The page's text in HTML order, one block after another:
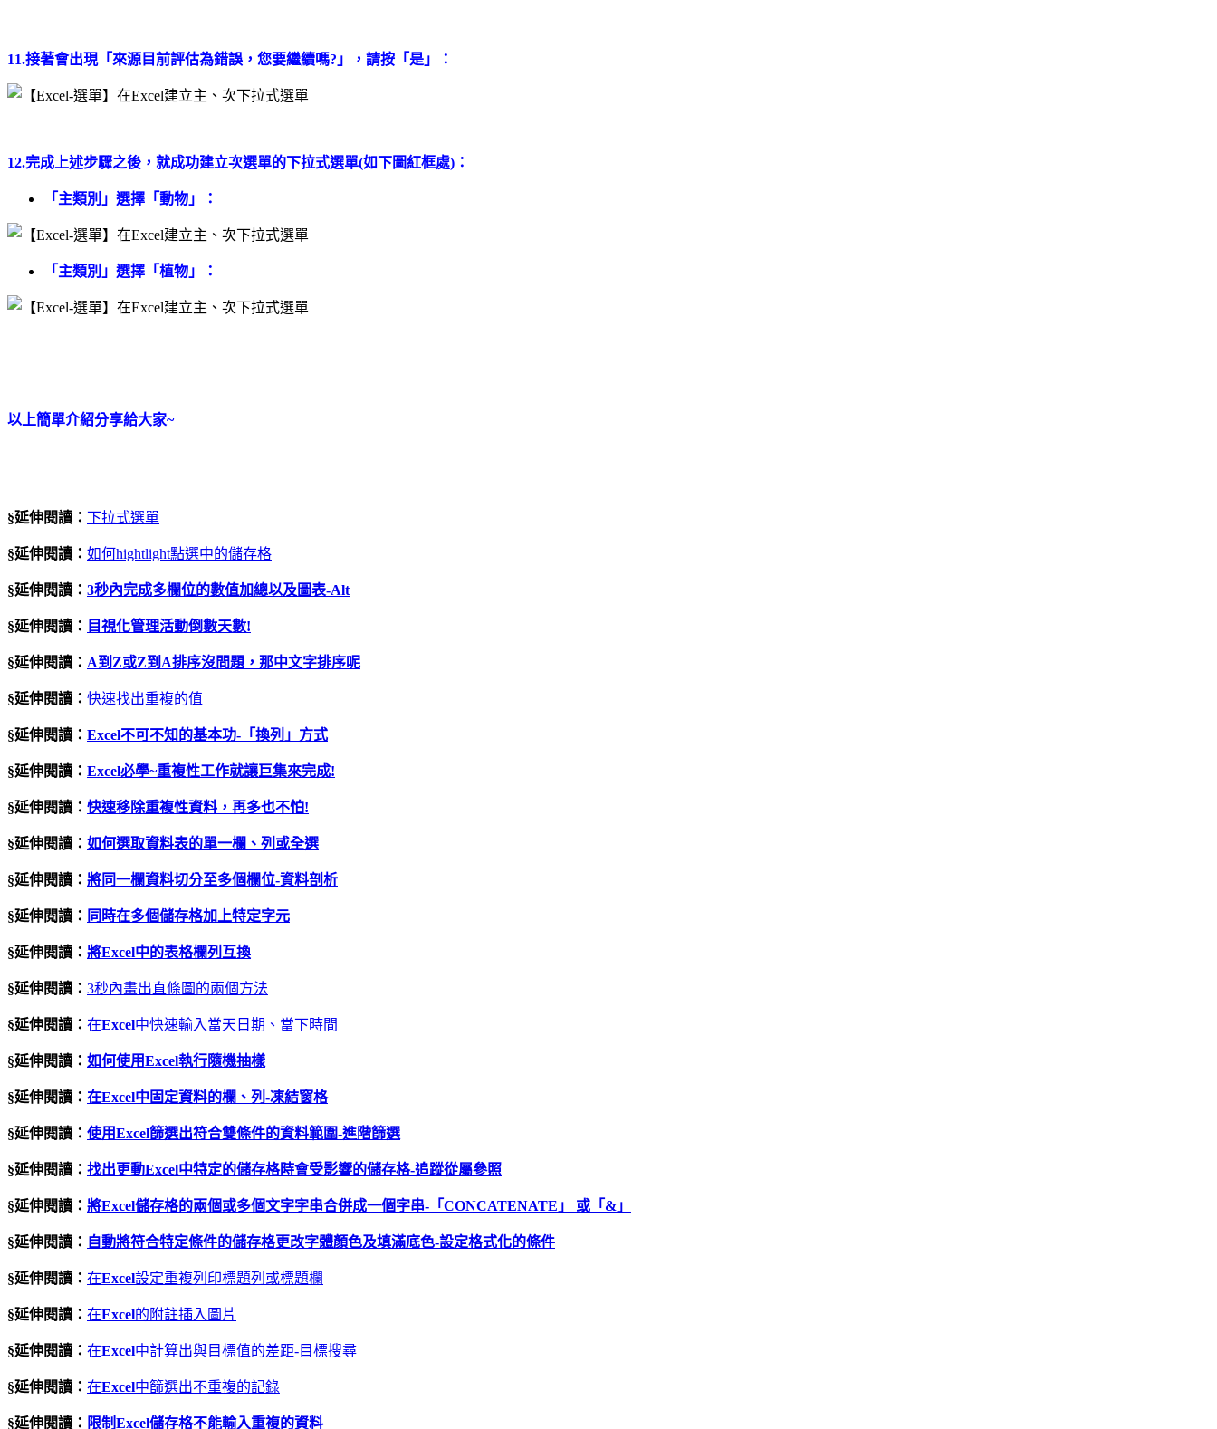
11.接著會出現「來源目前評估為錯誤，您要繼續嗎?」，請按「是」：
12.完成上述步驟之後，就成功建立次選單的下拉式選單(如下圖紅框處)：
「主類別」選擇「動物」：
「主類別」選擇「植物」：
以上簡單介紹分享給大家~
§延伸閱讀： 下拉式選單
§延伸閱讀： 如何hightlight點選中的儲存格
§延伸閱讀： 3秒內完成多欄位的數值加總以及圖表-Alt
§延伸閱讀： 目視化管理活動倒數天數!
§延伸閱讀： A到 Z或Z到 A排序沒問題，那中文字排序呢
§延伸閱讀： 快速找出重複的值
§延伸閱讀： Excel不可不知的基本功- 「換列」方式
§延伸閱讀： Excel必學~重複性工作就讓巨集來完成!
§延伸閱讀： 快速移除重複性資料，再多也不怕!
§延伸閱讀： 如何選取資料表的單一欄、列或全選
§延伸閱讀： 將同一欄資料切分至多個欄位-資料剖析
§延伸閱讀： 同時在多個儲存格加上特定字元
§延伸閱讀： 將Excel中的表格欄列互換
§延伸閱讀： 3秒內畫出直條圖的兩個方法
§延伸閱讀： 在Excel中快速輸入當天日期、當下時間
§延伸閱讀： 如何使用Excel執行隨機抽樣
§延伸閱讀： 在Excel中固定資料的欄、列 -凍結窗格
§延伸閱讀： 使用Excel篩選出符合雙條件的資料範圍-進階篩選
§延伸閱讀： 找出更動Excel中特定的儲存格時會受影響的儲存格-追蹤從屬參照
§延伸閱讀： 將Excel儲存格的兩個或多個文字字串合併成一個字串- 「CONCATENATE 」 或「 & 」
§延伸閱讀： 自動將符合特定條件的儲存格更改字體顏色及填滿底色-設定格式化的條件
§延伸閱讀： 在Excel設定重複列印標題列或標題欄
§延伸閱讀： 在Excel的附註插入圖片
§延伸閱讀： 在Excel中計算出與目標值的差距-目標搜尋
§延伸閱讀： 在Excel中篩選出不重複的記錄
§延伸閱讀： 限制Excel儲存格不能輸入重複的資料